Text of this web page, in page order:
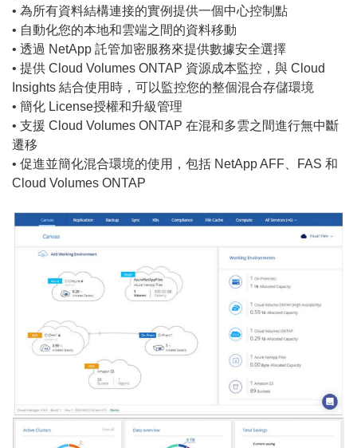
• 為所有資料結構連接的實例提供一個中心控制點
• 自動化您的本地和雲端之間的資料移動
• 透過 NetApp 託管加密服務來提供數據安全選擇
• 提供 Cloud Volumes ONTAP 資源成本監控，與 Cloud
Insights 結合使用時，可以監控您的整個混合存儲環境
• 簡化 License授權和升級管理
• 支援 Cloud Volumes ONTAP 在混和多雲之間進行無中斷
遷移
• 促進並簡化混合環境的使用，包括 NetApp AFF、FAS 和
Cloud Volumes ONTAP